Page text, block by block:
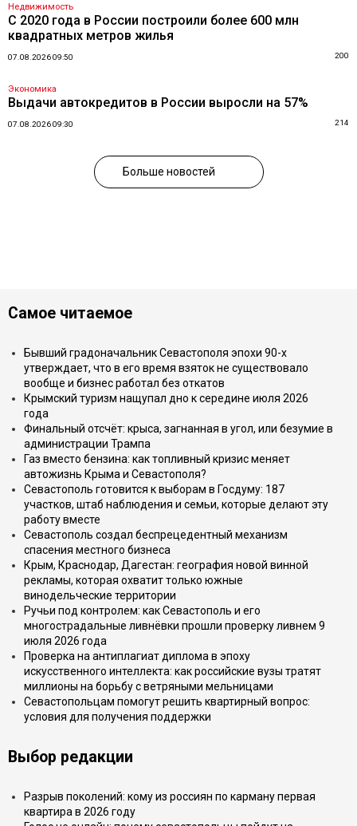
Недвижимость
С 2020 года в России построили более 600 млн
квадратных метров жилья
07.08.2026 09:50 200
Экономика
Выдачи автокредитов в России выросли на 57%
07.08.2026 09:30 214
Больше новостей
Самое читаемое
Бывший градоначальник Севастополя эпохи 90-х
утверждает, что в его время взяток не существовало
вообще и бизнес работал без откатов
Крымский туризм нащупал дно к середине июля 2026
года
Финальный отсчёт: крыса, загнанная в угол, или безумие в
администрации Трампа
Газ вместо бензина: как топливный кризис меняет
автожизнь Крыма и Севастополя?
Севастополь готовится к выборам в Госдуму: 187
участков, штаб наблюдения и семьи, которые делают эту
работу вместе
Севастополь создал беспрецедентный механизм
спасения местного бизнеса
Крым, Краснодар, Дагестан: география новой винной
рекламы, которая охватит только южные
винодельческие территории
Ручьи под контролем: как Севастополь и его
многострадальные ливнёвки прошли проверку ливнем 9
июля 2026 года
Проверка на антиплагиат диплома в эпоху
искусственного интеллекта: как российские вузы тратят
миллионы на борьбу с ветряными мельницами
Севастопольцам помогут решить квартирный вопрос:
условия для получения поддержки
Выбор редакции
Разрыв поколений: кому из россиян по карману первая
квартира в 2026 году